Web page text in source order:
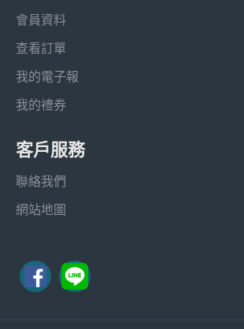
會員資料
查看訂單
我的電子報
我的禮券
客戶服務
聯絡我們
網站地圖